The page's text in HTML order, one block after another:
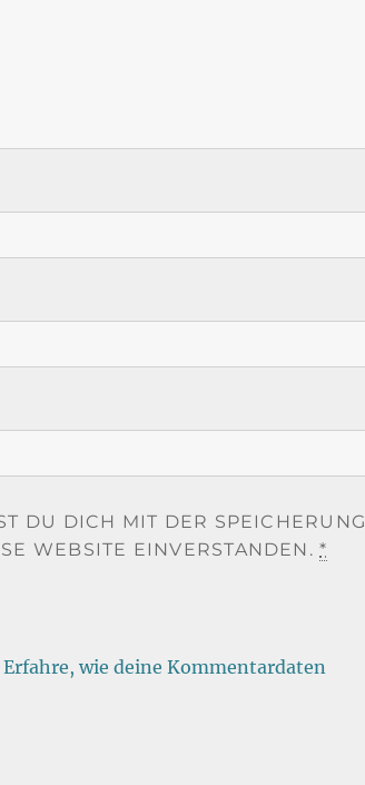
DU DICH MIT DER SPEICHERUNG
WEBSITE EINVERSTANDEN.*
Erfahre, wie deine Kommentardaten